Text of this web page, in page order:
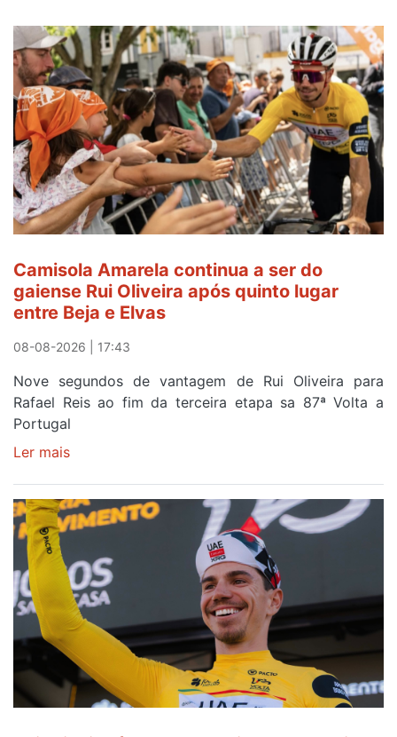
Camisola Amarela continua a ser do
gaiense Rui Oliveira após quinto lugar
entre Beja e Elvas
08-08-2026 | 17:43
Nove segundos de vantagem de Rui Oliveira para
Rafael Reis ao fim da terceira etapa sa 87ª Volta a
Portugal
Ler mais
Amarela
continua
ser
do
gaiense
Rui
Oliveira
após
quinto
lugar